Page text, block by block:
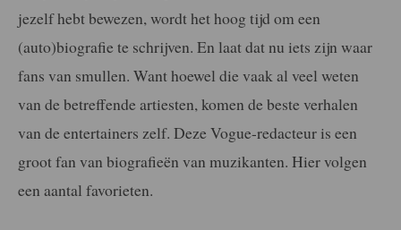
jezelf hebt bewezen, wordt het hoog tijd om een
(auto)biografie te schrijven. En laat dat nu iets zijn waar
fans van smullen. Want hoewel die vaak al veel weten
van de betreffende artiesten, komen de beste verhalen
van de entertainers zelf. Deze Vogue-redacteur is een
groot fan van biografieën van muzikanten. Hier volgen
een aantal favorieten.